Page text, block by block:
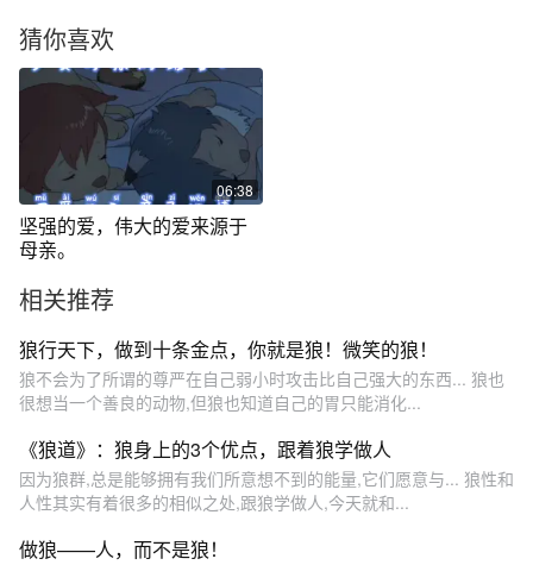
猜你喜欢
06:38
坚强的爱，伟大的爱来源于
母亲。
相关推荐
狼行天下，做到十条金点，你就是狼！微笑的狼！
狼不会为了所谓的尊严在自己弱小时攻击比自己强大的东西... 狼也
很想当一个善良的动物,但狼也知道自己的胃只能消化...
《狼道》：狼身上的3个优点，跟着狼学做人
因为狼群,总是能够拥有我们所意想不到的能量,它们愿意与... 狼性和
人性其实有着很多的相似之处,跟狼学做人,今天就和...
做狼——人，而不是狼！